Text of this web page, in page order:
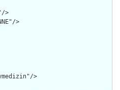
>
>
>